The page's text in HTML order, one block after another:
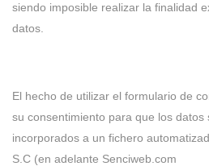
siendo imposible realizar la finalidad
datos.
El hecho de utilizar el formulario de
su consentimiento para que los datos
incorporados a un fichero
S.C (en adelante Senciweb.com